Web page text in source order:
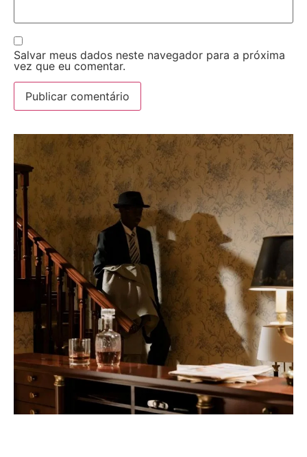
Salvar meus dados neste navegador para a próxima
vez que eu comentar.